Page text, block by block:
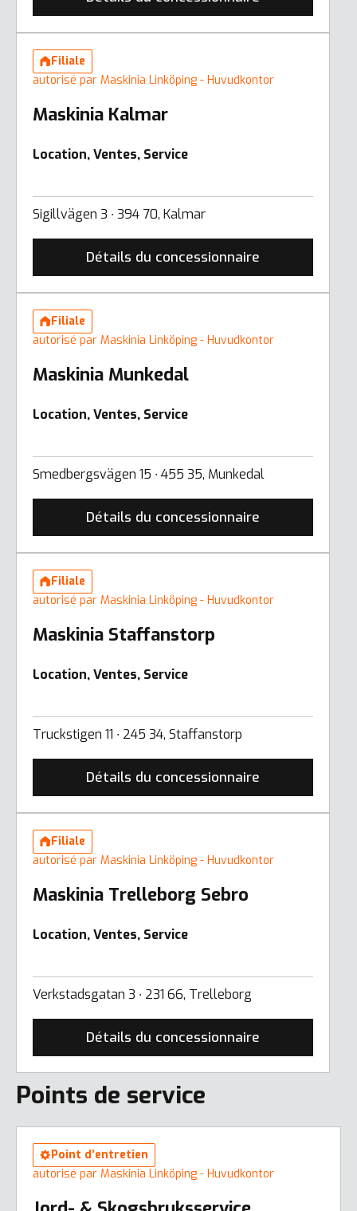
Filiale
autorisé par Maskinia Linköping - Huvudkontor
Maskinia Kalmar
Location, Ventes, Service
Sigillvägen 3 ∙ 394 70, Kalmar
Détails du concessionnaire
Filiale
autorisé par Maskinia Linköping - Huvudkontor
Maskinia Munkedal
Location, Ventes, Service
Smedbergsvägen 15 ∙ 455 35, Munkedal
Détails du concessionnaire
Filiale
autorisé par Maskinia Linköping - Huvudkontor
Maskinia Staffanstorp
Location, Ventes, Service
Truckstigen 11 ∙ 245 34, Staffanstorp
Détails du concessionnaire
Filiale
autorisé par Maskinia Linköping - Huvudkontor
Maskinia Trelleborg Sebro
Location, Ventes, Service
Verkstadsgatan 3 ∙ 231 66, Trelleborg
Détails du concessionnaire
Points de service
Point d’entretien
autorisé par Maskinia Linköping - Huvudkontor